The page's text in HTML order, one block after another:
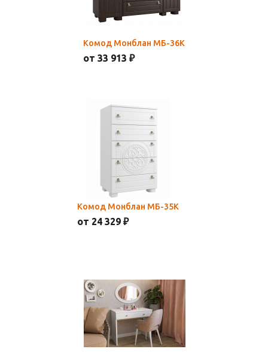
Комод Монблан МБ-36К
от 33 913 ₽
Комод Монблан МБ-35К
от 24 329 ₽